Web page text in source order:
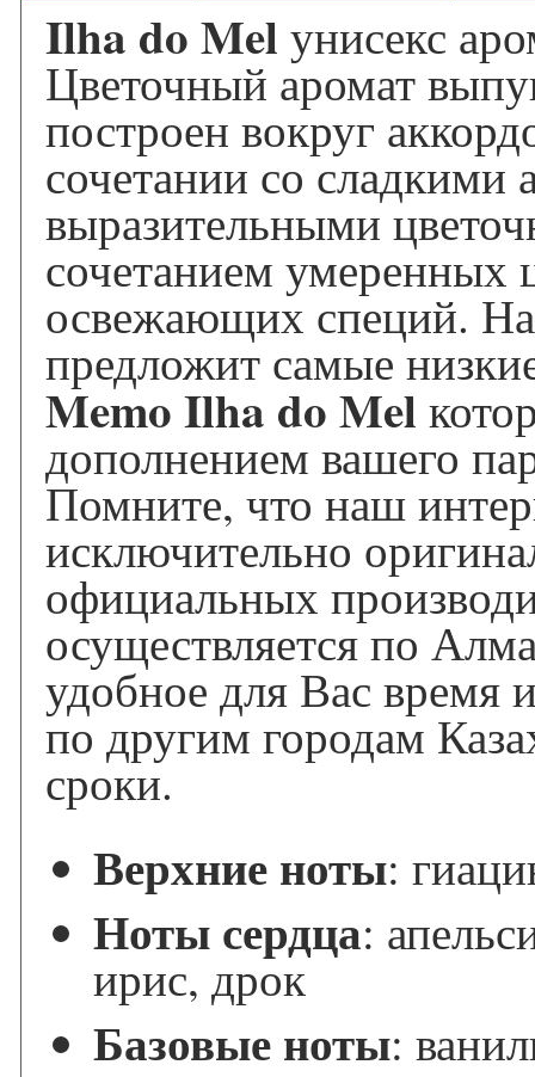
Ilha do Mel унисекс
Цветочный аромат
построен вокруг
сочетании со
выразительными
сочетанием умеренных
освежающих специй.
предложит самые
Memo Ilha do Mel
дополнением вашего
Помните, что наш
исключительно
официальных
осуществляется по
удобное для Вас время
по другим городам
сроки.
Верхние ноты:
Ноты сердца:
ирис, дрок
Базовые ноты: